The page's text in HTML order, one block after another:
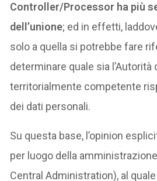
Controller/Processor ha più
dell’unione; ed in effetti,
solo a quella si potrebbe fare
determinare quale sia l’Autorità
territorialmente competente
dei dati personali.
Su questa base, l’opinion
per luogo della
Central Administration), al